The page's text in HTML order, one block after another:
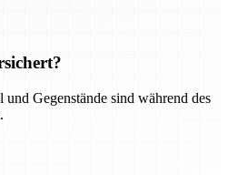
Gegenstände sind während des